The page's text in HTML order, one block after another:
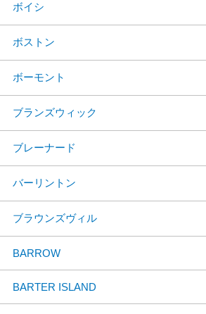
ボイシ
ボストン
ボーモント
ブランズウィック
ブレーナード
バーリントン
ブラウンズヴィル
BARROW
BARTER ISLAND